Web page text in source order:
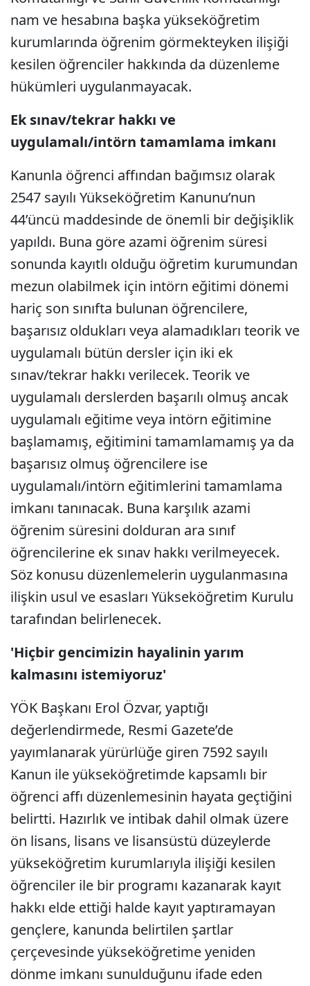
nam ve hesabına başka yükseköğretim
kurumlarında öğrenim görmekteyken ilişiği
kesilen öğrenciler hakkında da düzenleme
hükümleri uygulanmayacak.
Ek sınav/tekrar hakkı ve
uygulamalı/intörn tamamlama imkanı
Kanunla öğrenci affından bağımsız olarak
2547 sayılı Yükseköğretim Kanunu’nun
44’üncü maddesinde de önemli bir değişiklik
yapıldı. Buna göre azami öğrenim süresi
sonunda kayıtlı olduğu öğretim kurumundan
mezun olabilmek için intörn eğitimi dönemi
hariç son sınıfta bulunan öğrencilere,
başarısız oldukları veya alamadıkları teorik ve
uygulamalı bütün dersler için iki ek
sınav/tekrar hakkı verilecek. Teorik ve
uygulamalı derslerden başarılı olmuş ancak
uygulamalı eğitime veya intörn eğitimine
başlamamış, eğitimini tamamlamamış ya da
başarısız olmuş öğrencilere ise
uygulamalı/intörn eğitimlerini tamamlama
imkanı tanınacak. Buna karşılık azami
öğrenim süresini dolduran ara sınıf
öğrencilerine ek sınav hakkı verilmeyecek.
Söz konusu düzenlemelerin uygulanmasına
ilişkin usul ve esasları Yükseköğretim Kurulu
tarafından belirlenecek.
'Hiçbir gencimizin hayalinin yarım
kalmasını istemiyoruz'
YÖK Başkanı Erol Özvar, yaptığı
değerlendirmede, Resmi Gazete’de
yayımlanarak yürürlüğe giren 7592 sayılı
Kanun ile yükseköğretimde kapsamlı bir
öğrenci affı düzenlemesinin hayata geçtiğini
belirtti. Hazırlık ve intibak dahil olmak üzere
ön lisans, lisans ve lisansüstü düzeylerde
yükseköğretim kurumlarıyla ilişiği kesilen
öğrenciler ile bir programı kazanarak kayıt
hakkı elde ettiği halde kayıt yaptıramayan
gençlere, kanunda belirtilen şartlar
çerçevesinde yükseköğretime yeniden
dönme imkanı sunulduğunu ifade eden